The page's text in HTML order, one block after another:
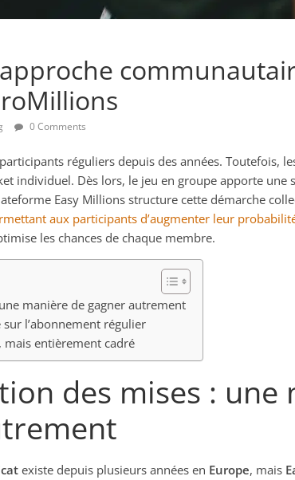
0 Comments
réguliers depuis des années. Toutefois,
individuel. Dès lors, le jeu en groupe apporte une
Easy Millions structure cette démarche
aux participants d’augmenter leur
les chances de chaque membre.
manière de gagner autrement
l’abonnement régulier
entièrement cadré
des mises : une
existe depuis plusieurs années en Europe, mais